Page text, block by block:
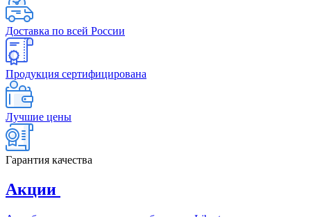
Доставка по всей России
Продукция сертифицирована
Лучшие цены
Гарантия качества
Акции